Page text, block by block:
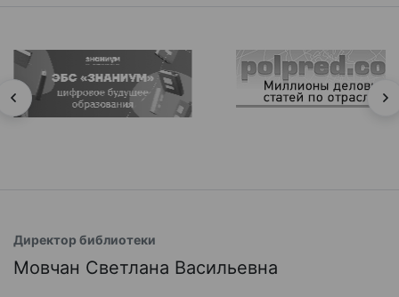
Директор библиотеки
Мовчан Светлана Васильевна